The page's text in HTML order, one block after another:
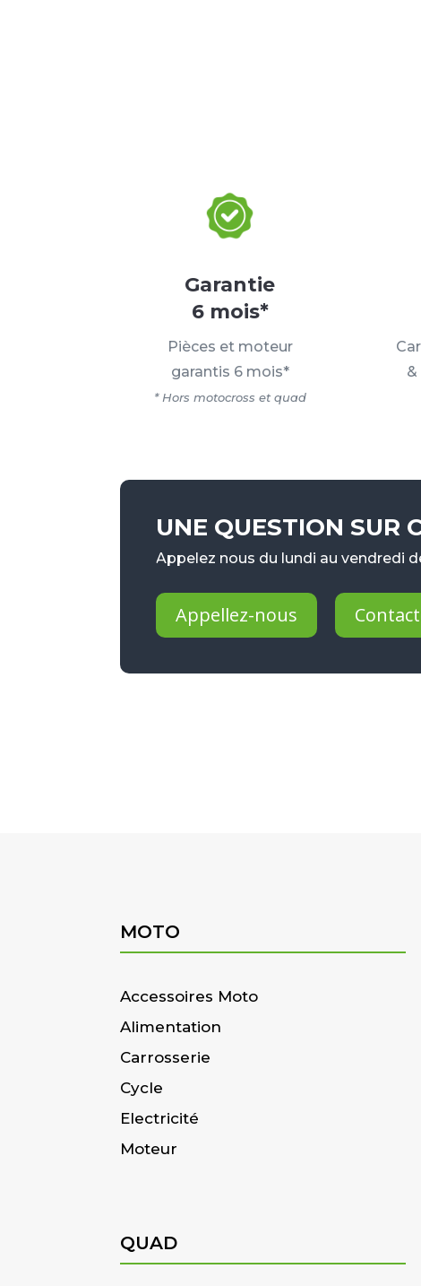
Garantie
6 mois*
Pièces et moteur
garantis 6 mois*
* Hors motocross et quad
&
UNE QUESTION SUR
Appelez nous du lundi au vendredi
Appellez-nous
MOTO
Accessoires Moto
Alimentation
Carrosserie
Cycle
Electricité
Moteur
QUAD